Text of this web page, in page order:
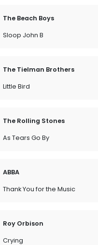
The Beach Boys
Sloop John B
The Tielman Brothers
Little Bird
The Rolling Stones
As Tears Go By
ABBA
Thank You for the Music
Roy Orbison
Crying